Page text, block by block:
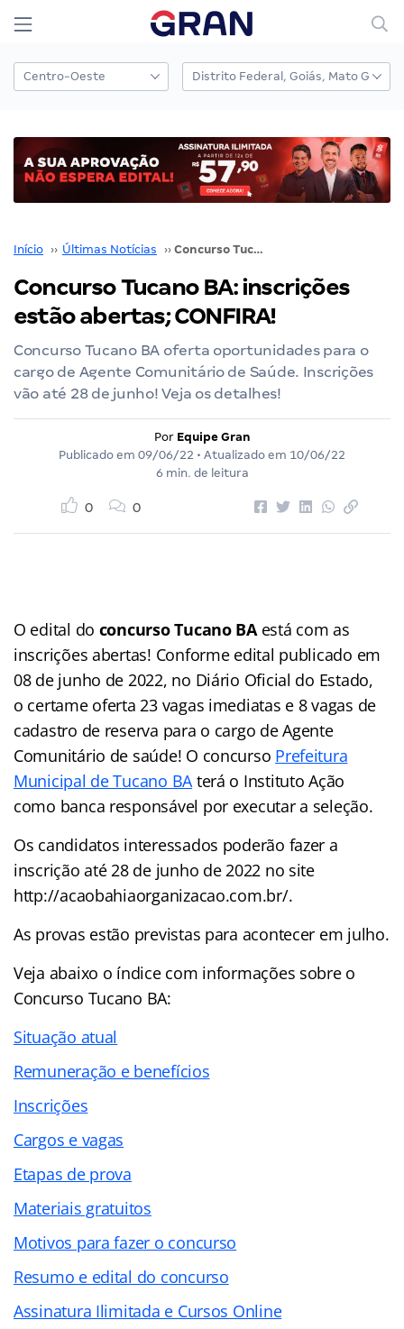
Início ›› Últimas Notícias ›› Concurso Tucano BA: inscrições estão abertas; CONFIRA!
Concurso Tucano BA: inscrições
estão abertas; CONFIRA!
Concurso Tucano BA oferta oportunidades para o
cargo de Agente Comunitário de Saúde. Inscrições
vão até 28 de junho! Veja os detalhes!
Por Equipe Gran
Publicado em 09/06/22 • Atualizado em 10/06/22
6 min. de leitura
0 0
O edital do concurso Tucano BAestá com as
inscrições abertas! Conforme edital publicado em
08 de junho de 2022, no Diário Oficial do Estado,
o certame oferta 23 vagas imediatas e 8 vagas de
cadastro de reserva para o cargo de Agente
Comunitário de saúde! O concurso Prefeitura
Municipal de Tucano BAterá o Instituto Ação
como banca responsável por executar a seleção.
Os candidatos interessados poderão fazer a
inscrição até 28 de junho de 2022 no site
http://acaobahiaorganizacao.com.br/.
As provas estão previstas para acontecer em julho.
Veja abaixo o índicecom informações sobre o
Concurso Tucano BA:
Situação atual
Remuneração e benefícios
Inscrições
Cargos e vagas
Etapas de prova
Materiais gratuitos
Motivos para fazer o concurso
Resumo e edital do concurso
Assinatura Ilimitada e Cursos Online